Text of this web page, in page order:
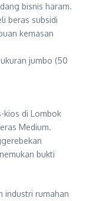
bisnis haram.
beras subsidi
kemasan
jumbo (50
kios di Lombok
Medium.
bukti
industri rumahan